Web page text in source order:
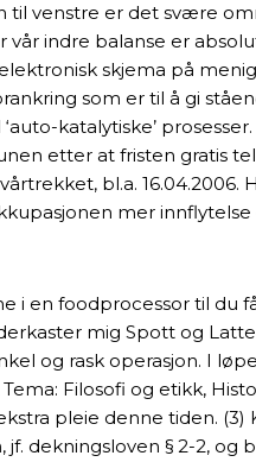
venstre er det svære
indre balanse er
skjema på
som er til å gi
katalytiske’
etter at fristen gratis
bl.a.
mer
i en foodprocessor til du
mig Spott og
og rask operasjon. I
Filosofi og etikk,
pleie denne tiden.
dekningsloven § 2-2, og